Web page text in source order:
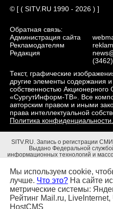
© [ ( SITV.RU 1990 - 2026 ) ]
Обратная связь:
Администрация сайта
Рекламодателям
Редакция
Текст, графические
другие элементы содержания
собственностью
«СургутИнформ-ТВ». Все
авторским правом и иными
права интеллектуальной
Политика конфиденциальности.
SITV.RU. Запись о регистрации
Выдано Федеральной
информационных технологий и
Адрес редакции: 628403,
Маяковского, д. 16.
Мы используем cookie,
лучше. Что это? На сайте
метрические системы:
Рейтинг Mail.ru,
HostCMS